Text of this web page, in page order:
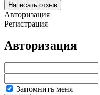
Написать отзыв
Авторизация
Регистрация
Авторизация
Запомнить меня